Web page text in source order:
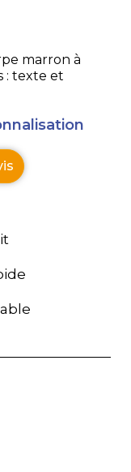
marron à
: texte et